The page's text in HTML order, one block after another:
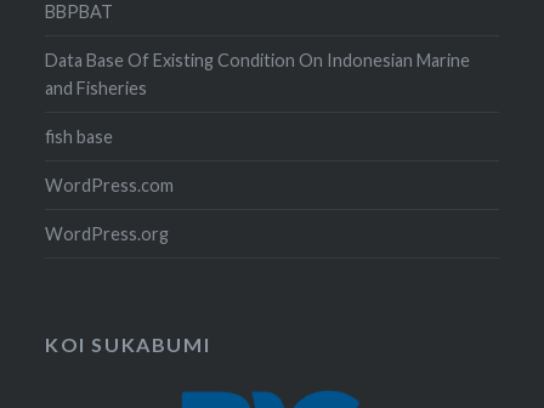
BBPBAT
Data Base Of Existing Condition On Indonesian Marine
and Fisheries
fish base
WordPress.com
WordPress.org
KOI SUKABUMI